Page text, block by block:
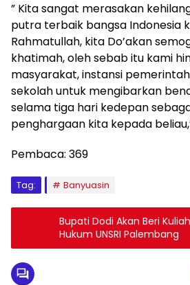
” Kita sangat merasakan
putra terbaik bangsa Indonesia
Rahmatullah, kita Do’akan
khatimah, oleh sebab itu kami
masyarakat, instansi
sekolah untuk mengibarkan
selama tiga hari kedepan
penghargaan kita kepada
Pembaca: 369
Tag: Banyuasin
Bupati Dodi Akan Beri
Hukum UNSRI Palembang